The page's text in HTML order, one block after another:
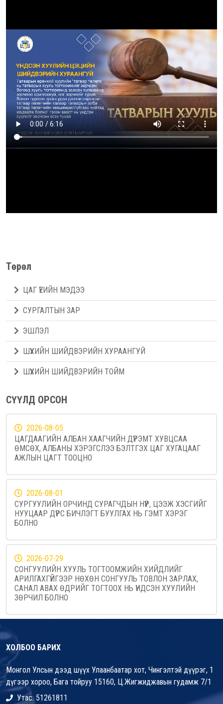
Төрөл
ЦАГ ҮЕИЙН МЭДЭЭ
СУРГАЛТЫН ЗАР
ЭШЛЭЛ
ШҮҮХИЙН ШИЙДВЭРИЙН ХУРААНГУЙ
ШҮҮХИЙН ШИЙДВЭРИЙН ТОЙМ
СҮҮЛД ОРСОН
2026-08-05
ЦАГДААГИЙН АЛБАН ХААГЧИЙН ДҮРЭМТ ХУВЦСАА
ӨМСӨХ, АЛБАНЫ ХЭРЭГСЛЭЭ БЭЛТГЭХ ЦАГ ХУГАЦААГ
АЖЛЫН ЦАГТ ТООЦНО
2026-08-01
СУРГУУЛИЙН ОРЧИНД СУРАГЧДЫН НҮҮР, ЦЭЭЖ ХЭСГИЙГ
НУУЦААР ДҮРС БИЧЛЭГТ БУУЛГАХ НЬ ГЭМТ ХЭРЭГ
БОЛНО
2026-07-29
СОНГУУЛИЙН ХУУЛЬ ТОГТООМЖИЙН ХИЙДЛИЙГ
АРИЛГАХГҮЙГЭЭР НӨХӨН СОНГУУЛЬ ТОВЛОН ЗАРЛАХ,
САНАЛ АВАХ ӨДРИЙГ ТОГТООХ НЬ ҮНДСЭН ХУУЛИЙН
ЗӨРЧИЛ БОЛНО
ХОЛБОО БАРИХ
Монгол Улсын дээд шүүх Улаанбаатар хот, Чингэлтэй дүүрэг, 1
дүгээр хороо, Бага тойруу 15160, Ц.Жигжиджавын гудамж 7/1
Утас: 51261811